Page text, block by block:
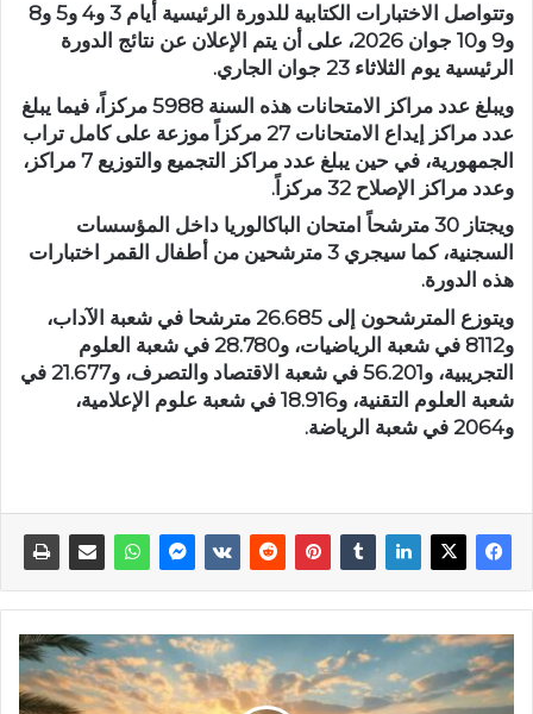
وتتواصل الاختبارات الكتابية للدورة الرئيسية أيام 3 و4 و5 و8
و9 و10 جوان 2026، على أن يتم الإعلان عن نتائج الدورة
الرئيسية يوم الثلاثاء 23 جوان الجاري.
ويبلغ عدد مراكز الامتحانات هذه السنة 5988 مركزاً، فيما يبلغ
عدد مراكز إيداع الامتحانات 27 مركزاً موزعة على كامل تراب
الجمهورية، في حين يبلغ عدد مراكز التجميع والتوزيع 7 مراكز،
وعدد مراكز الإصلاح 32 مركزاً.
ويجتاز 30 مترشحاً امتحان الباكالوريا داخل المؤسسات
السجنية، كما سيجري 3 مترشحين من أطفال القمر اختبارات
هذه الدورة.
ويتوزع المترشحون إلى 26.685 مترشحا في شعبة الآداب،
و8112 في شعبة الرياضيات، و28.780 في شعبة العلوم
التجريبية، و56.201 في شعبة الاقتصاد والتصرف، و21.677 في
شعبة العلوم التقنية، و18.916 في شعبة علوم الإعلامية،
و2064 في شعبة الرياضة.